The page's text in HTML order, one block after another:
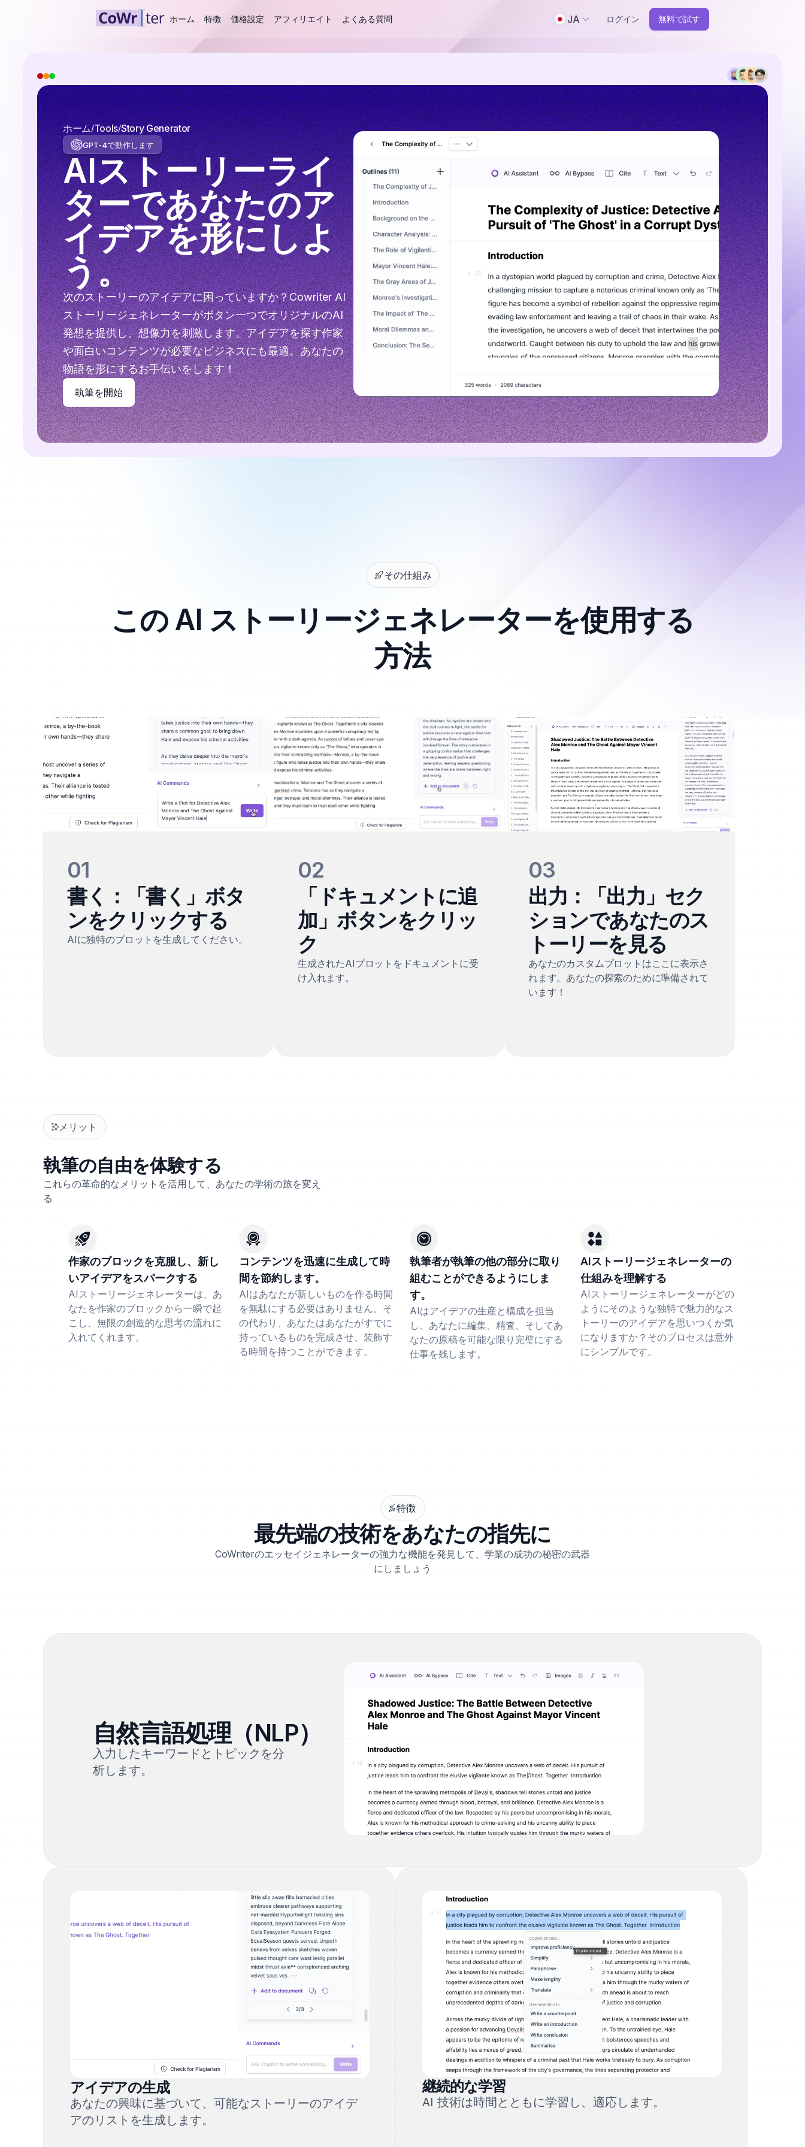
ホーム 特徴 価格設定 アフィリエイト よくある質問 JA ログイン 無料で試す
ホーム Tools Story Generator
GPT-4で動作します
AIストーリーライ
ターであなたのア
イデアを形にしよ
う。
次のストーリーのアイデアに困っていますか？Cowriter AI
ストーリージェネレーターがボタン一つでオリジナルのAI
発想を提供し、想像力を刺激します。アイデアを探す作家
や面白いコンテンツが必要なビジネスにも最適。あなたの
物語を形にするお手伝いをします！
執筆を開始
その仕組み
この AI ストーリージェネレーターを使用する
方法
01
書く：「書く」ボタ
ンをクリックする
AIに独特のプロットを生成してください。
02
「ドキュメントに追
加」ボタンをクリッ
ク
生成されたAIプロットをドキュメントに受
け入れます。
03
出力：「出力」セク
ションであなたのス
トーリーを見る
あなたのカスタムプロットはここに表示さ
れます。あなたの探索のために準備されて
います！
メリット
執筆の自由を体験する
これらの革命的なメリットを活用して、あなたの学術の旅を変え
る
作家のブロックを克服し、新し
いアイデアをスパークする
AIストーリージェネレーターは、あ
なたを作家のブロックから一瞬で起
こし、無限の創造的な思考の流れに
入れてくれます。
コンテンツを迅速に生成して時
間を節約します。
AIはあなたが新しいものを作る時間
を無駄にする必要はありません。そ
の代わり、あなたはあなたがすでに
持っているものを完成させ、装飾す
る時間を持つことができます。
執筆者が執筆の他の部分に取り
組むことができるようにしま
す。
AIはアイデアの生産と構成を担当
し、あなたに編集、精査、そしてあ
なたの原稿を可能な限り完璧にする
仕事を残します。
AIストーリージェネレーターの
仕組みを理解する
AIストーリージェネレーターがどの
ようにそのような独特で魅力的なス
トーリーのアイデアを思いつくか気
になりますか？そのプロセスは意外
にシンプルです。
特徴
最先端の技術をあなたの指先に
CoWriterのエッセイジェネレーターの強力な機能を発見して、学業の成功の秘密の武器
にしましょう
自然言語処理（NLP）
入力したキーワードとトピックを分
析します。
アイデアの生成
あなたの興味に基づいて、可能なストーリーのアイデ
アのリストを生成します。
継続的な学習
AI 技術は時間とともに学習し、適応します。